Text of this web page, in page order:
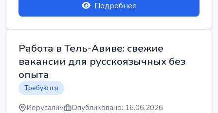
Подробнее
Работа в Тель-Авиве: свежие
вакансии для русскоязычных без
опыта
Требуются
Иерусалим Опубликовано: 16.06.2026